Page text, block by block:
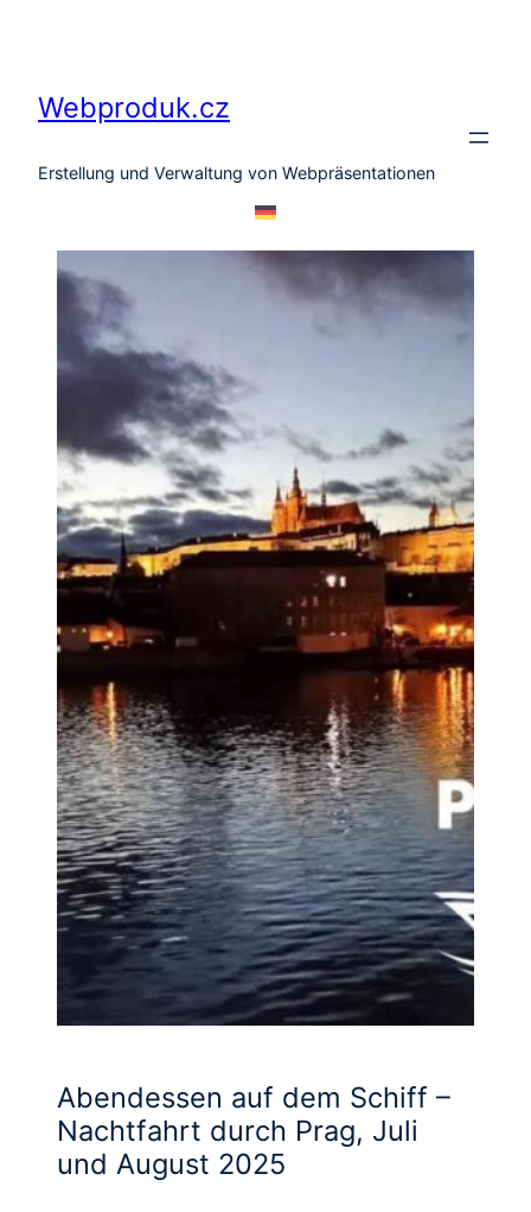
Webproduk.cz
Erstellung und Verwaltung von Webpräsentationen
Abendessen auf dem Schiff –
Nachtfahrt durch Prag, Juli
und August 2025